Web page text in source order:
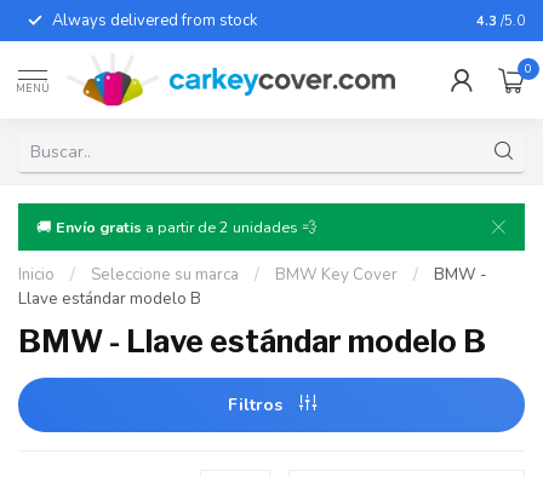
Always delivered from stock For
4.3 /5.0
MENÚ
0
🚚 Envío gratis a partir de 2 unidades 💨
Inicio / Seleccione su marca / BMW Key Cover /
BMW -
Llave estándar modelo B
BMW - Llave estándar modelo B
Filtros